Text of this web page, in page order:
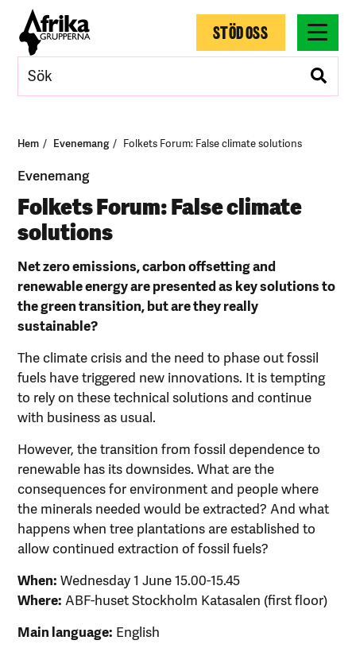
STÖD OSS
Hem Evenemang Folkets Forum: False climate solutions
Evenemang
Folkets Forum: False climate
solutions
Net zero emissions, carbon offsetting and
renewable energy are presented as key solutions to
the green transition, but are they really
sustainable?
The climate crisis and the need to phase out fossil
fuels have triggered new innovations. It is tempting
to rely on these technical solutions and continue
with business as usual.
However, the transition from fossil dependence to
renewable has its downsides. What are the
consequences for environment and people where
the minerals needed would be extracted? And what
happens when tree plantations are established to
allow continued extraction of fossil fuels?
When: Wednesday 1 June 15.00-15.45
Where: ABF-huset Stockholm Katasalen (first floor)
Main language: English